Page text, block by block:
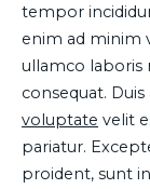
tempor
enim ad minim
ullamco laboris
consequat.
voluptate velit
pariatur.
proident, sunt